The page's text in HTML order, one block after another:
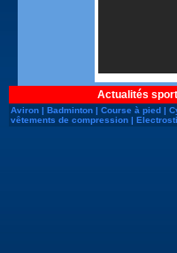
Actualités
Aviron | Badminton | Course à pied |
vêtements de compression |